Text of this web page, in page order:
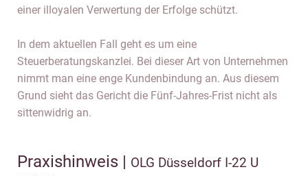
einer illoyalen Verwertung der Erfolge schützt.
In dem aktuellen Fall geht es um eine
Steuerberatungskanzlei. Bei dieser Art von Unternehmen
nimmt man eine enge Kundenbindung an. Aus diesem
Grund sieht das Gericht die Fünf-Jahres-Frist nicht als
sittenwidrig an.
Praxishinweis | OLG Düsseldorf I-22 U